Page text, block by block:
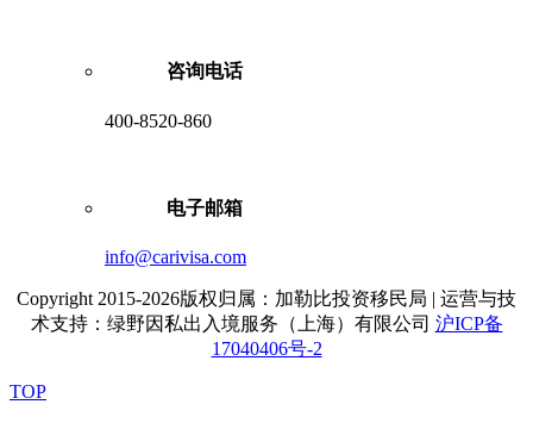
咨询电话
400-8520-860
电子邮箱
info@carivisa.com
Copyright 2015-2026版权归属：加勒比投资移民局 | 运营与技
术支持：绿野因私出入境服务（上海）有限公司 沪ICP备
17040406号-2
TOP